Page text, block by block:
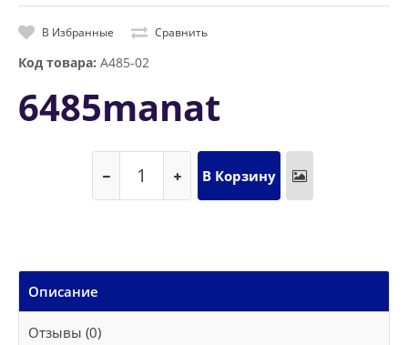
В Избранные Сравнить
Код товара: A485-02
6485manat
Описание
Отзывы (0)